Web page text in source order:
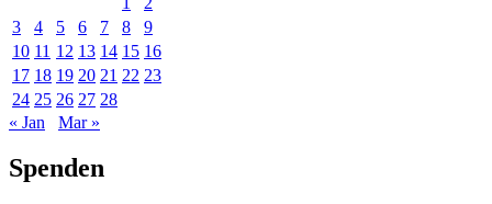
3
4 5 6 7 8
9
10 11 12 13 14 15 16
17 18 19 20 21 22 23
24 25 26 27 28
« Jan
Mar »
Spenden